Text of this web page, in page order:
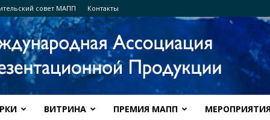
совет МАПП Контакты
ВИТРИНА ПРЕМИЯ МАПП